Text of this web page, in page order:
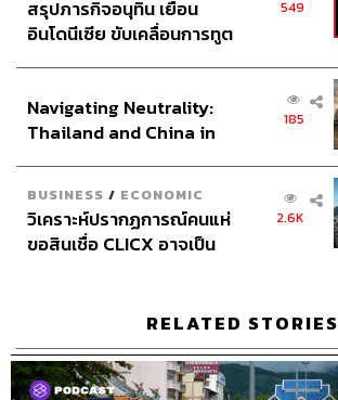
สรุปภารกิจอนุทิน เยือน
อินโดนีเซีย ขับเคลื่อนการทูต
อินโดนีเซีย
549
Navigating Neutrality:
Thailand and China in
185
BUSINESS / ECONOMIC
วิเคราะห์ปรากฏการณ์คนแห่
ขอสินเชื่อ CLICX อาจเป็น
2.6K
RELATED STORIES